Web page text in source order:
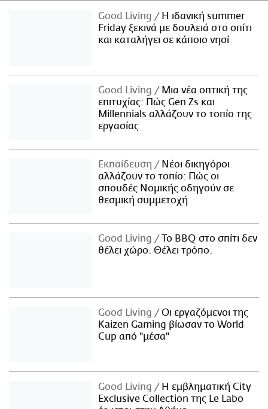
Good Living
Η ιδανική summer
Friday ξεκινά με δουλειά στο σπίτι
και καταλήγει σε κάποιο νησί
Good Living
Μια νέα οπτική της
επιτυχίας: Πώς Gen Zs και
Millennials αλλάζουν το τοπίο της
εργασίας
Εκπαίδευση
Νέοι δικηγόροι
αλλάζουν το τοπίο: Πώς οι
σπουδές Νομικής οδηγούν σε
θεσμική συμμετοχή
Good Living
Το BBQ στο σπίτι δεν
θέλει χώρο. Θέλει τρόπο.
Good Living
Οι εργαζόμενοι της
Kaizen Gaming βίωσαν το World
Cup από "μέσα"
Good Living
Η εμβληματική City
Exclusive Collection της Le Labo